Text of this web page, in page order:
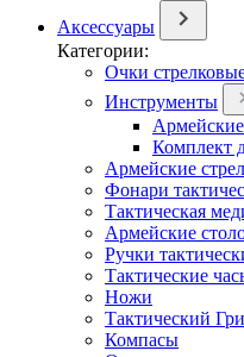
Аксессуары
Категории:
Очки
Инструменты
Комплект
Армейские
Фонари
Тактическая
Армейские
Ручки
Тактические
Ножи
Тактический
Компасы